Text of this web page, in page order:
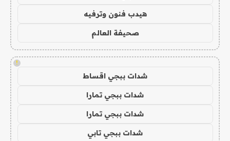
هيدب فنون وترفيه
صحيفة العالم
!
شدات ببجي اقساط
شدات ببجي تمارا
شدات ببجي تمارا
شدات ببجي تابي